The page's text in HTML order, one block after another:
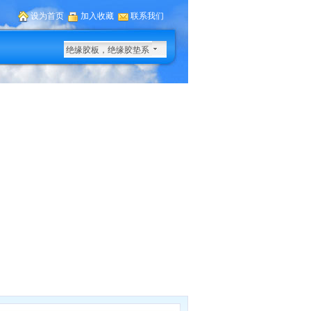
设为首页 加入收藏 联系我们
绝缘胶板，绝缘胶垫系
列